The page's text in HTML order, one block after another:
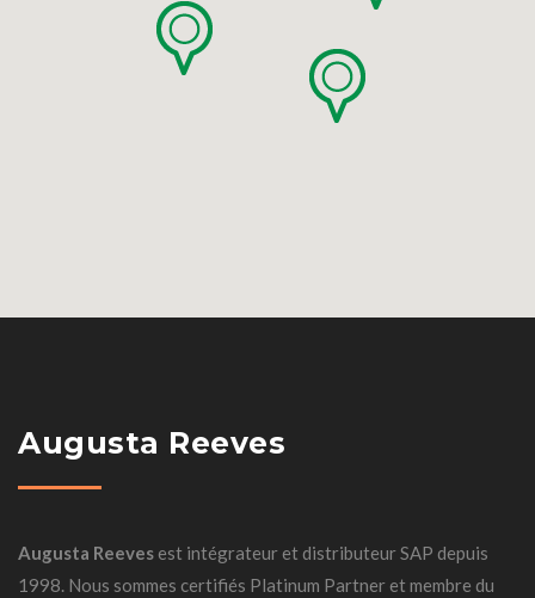
Augusta Reeves
Augusta Reeves est intégrateur et distributeur SAP depuis
1998. Nous sommes certifiés Platinum Partner et membre du